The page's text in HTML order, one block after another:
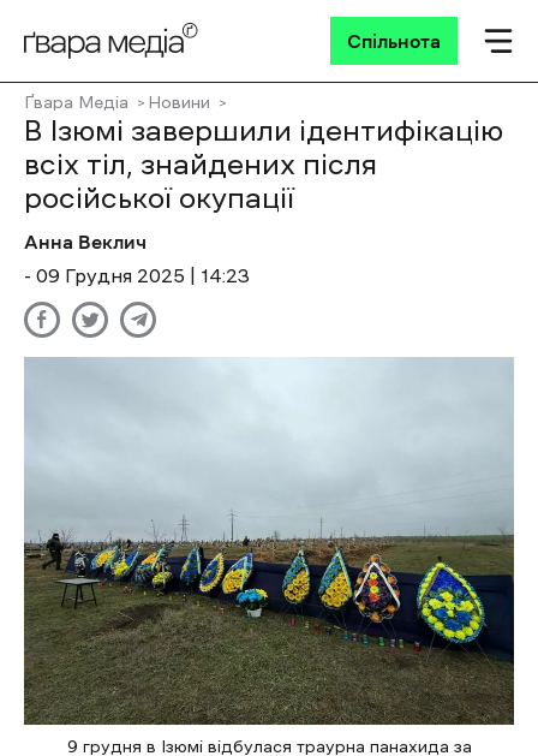
Спільнота
Ґвара Медіа Новини
В Ізюмі завершили ідентифікацію
всіх тіл, знайдених після
російської окупації
Анна Веклич
- 09 Грудня 2025 | 14:23
9 грудня в Ізюмі відбулася траурна панахида за